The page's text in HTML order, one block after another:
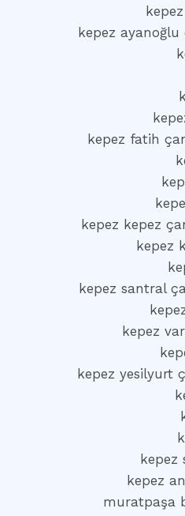
kepez
kepez fatih
kepez kepez
kepez
kepez santral
kepez
kepez yesilyurt
kepez
kepez
muratpaşa